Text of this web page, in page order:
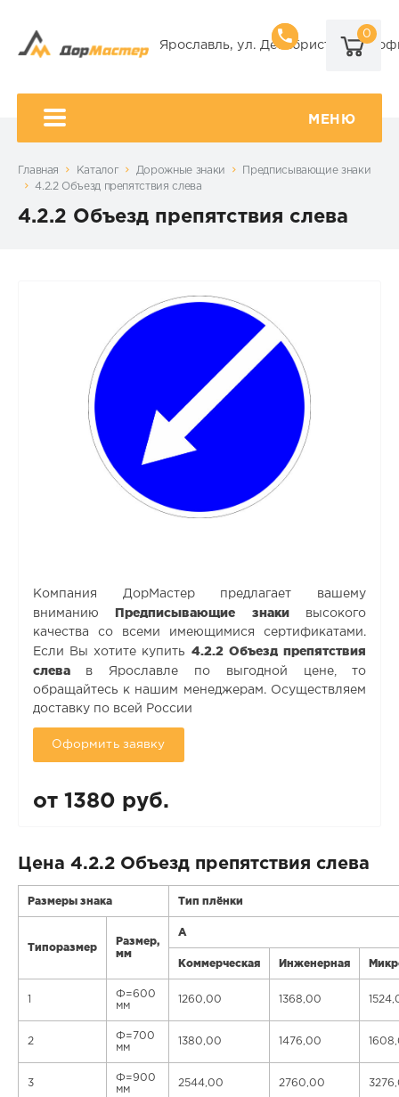
Ярославль, ул. Декабристов, 9А,
8 (920) 101-
0
МЕНЮ
Главная Каталог Дорожные знаки
Предписывающие знаки
4.2.2 Объезд препятствия слева
4.2.2 Объезд препятствия слева
Компания ДорМастер предлагает вашему
вниманию Предписывающие знаки высокого
качества со всеми имеющимися сертификатами.
Если Вы хотите купить 4.2.2 Объезд препятствия
слевав Ярославле по выгодной цене, то
обращайтесь к нашим менеджерам. Осуществляем
доставку по всей России
Оформить заявку
от 1380 руб.
Цена 4.2.2 Объезд препятствия слева
Размеры знака Тип плёнки
Типоразмер
Размер,
мм
А
Коммерческая Инженерная
Ф=600
мм
1260,00 1368,00
2
Ф=700
мм
1380,00 1476,00
3
Ф=900
мм
2544,00 2760,00